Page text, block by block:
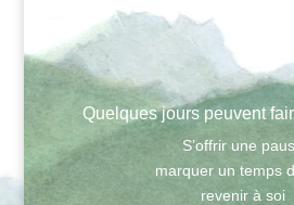
Quelques jours peuvent
S’offrir une
marquer un temps
revenir à soi